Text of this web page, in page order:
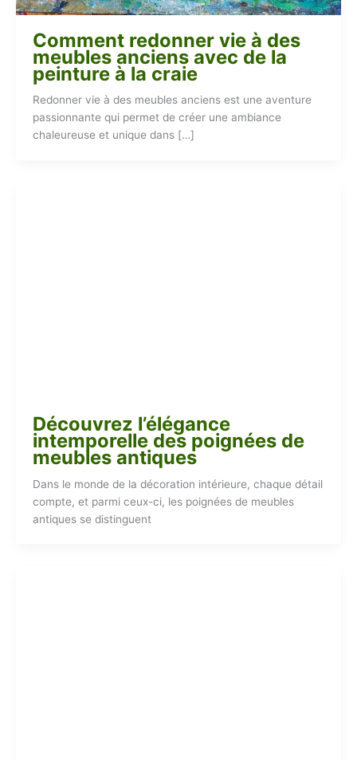
Comment redonner vie à des
meubles anciens avec de la
peinture à la craie
Redonner vie à des meubles anciens est une aventure
passionnante qui permet de créer une ambiance
chaleureuse et unique dans […]
Découvrez l’élégance
intemporelle des poignées de
meubles antiques
Dans le monde de la décoration intérieure, chaque détail
compte, et parmi ceux-ci, les poignées de meubles
antiques se distinguent